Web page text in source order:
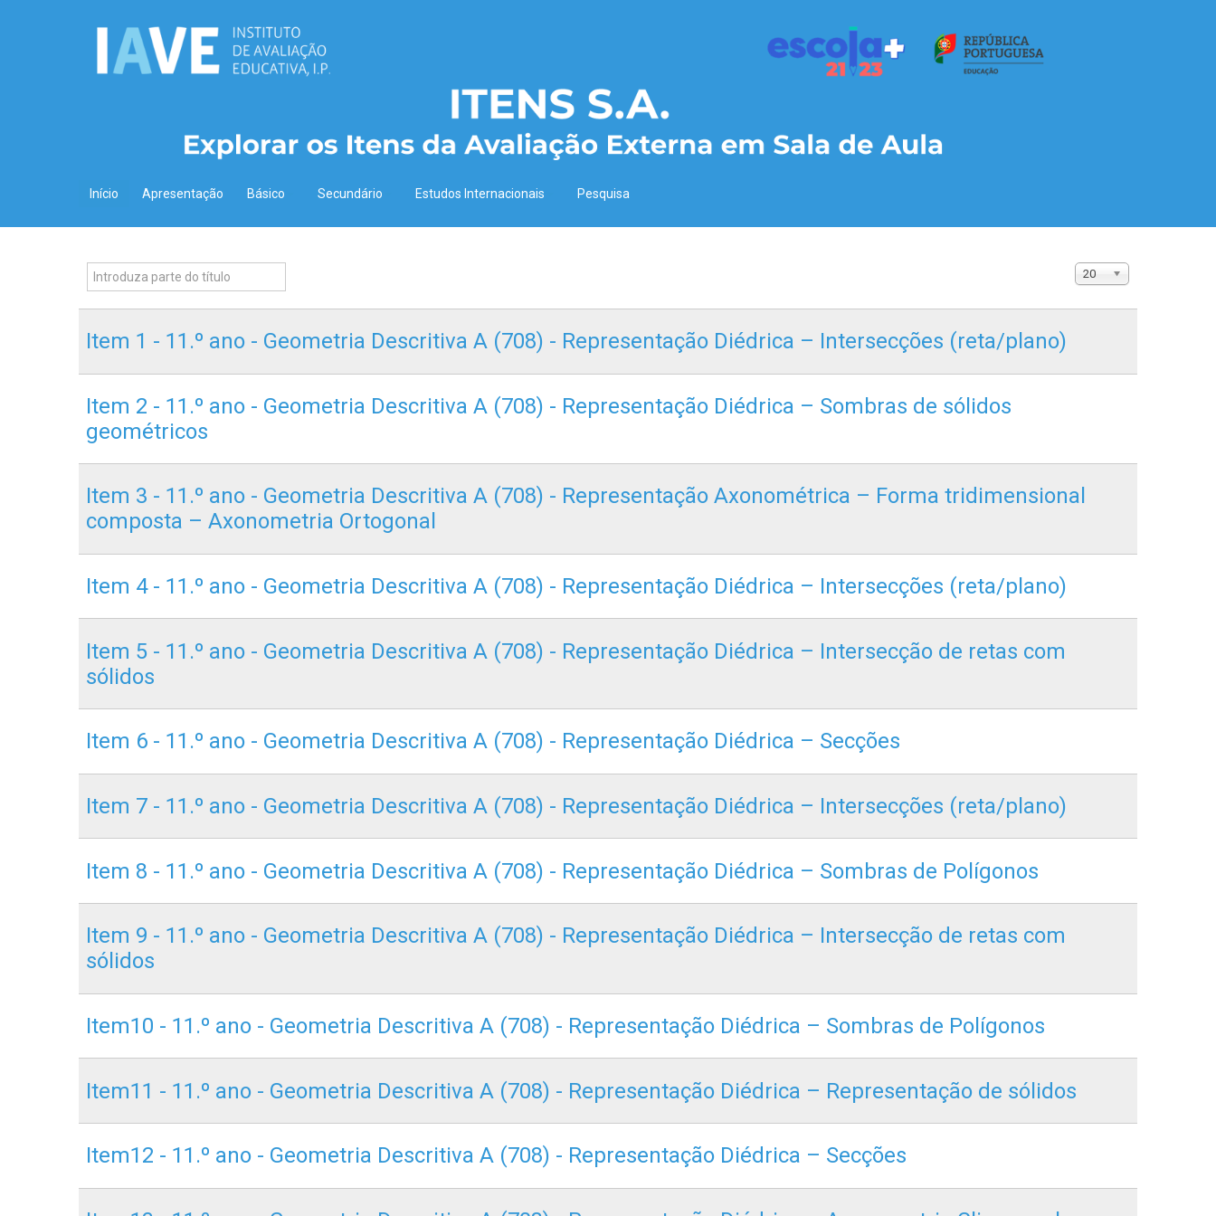
Início Apresentação Básico Secundário Estudos Internacionais Pesquisa
20
Item 1 - 11.º ano - Geometria Descritiva A (708) - Representação Diédrica – Intersecções (reta/plano)
Item 2 - 11.º ano - Geometria Descritiva A (708) - Representação Diédrica – Sombras de sólidos
geométricos
Item 3 - 11.º ano - Geometria Descritiva A (708) - Representação Axonométrica – Forma tridimensional
composta – Axonometria Ortogonal
Item 4 - 11.º ano - Geometria Descritiva A (708) - Representação Diédrica – Intersecções (reta/plano)
Item 5 - 11.º ano - Geometria Descritiva A (708) - Representação Diédrica – Intersecção de retas com
sólidos
Item 6 - 11.º ano - Geometria Descritiva A (708) - Representação Diédrica – Secções
Item 7 - 11.º ano - Geometria Descritiva A (708) - Representação Diédrica – Intersecções (reta/plano)
Item 8 - 11.º ano - Geometria Descritiva A (708) - Representação Diédrica – Sombras de Polígonos
Item 9 - 11.º ano - Geometria Descritiva A (708) - Representação Diédrica – Intersecção de retas com
sólidos
Item10 - 11.º ano - Geometria Descritiva A (708) - Representação Diédrica – Sombras de Polígonos
Item11 - 11.º ano - Geometria Descritiva A (708) - Representação Diédrica – Representação de sólidos
Item12 - 11.º ano - Geometria Descritiva A (708) - Representação Diédrica – Secções